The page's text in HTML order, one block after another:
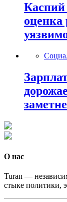
Каспий
оценка
О нас
Turan —
стыке политики,